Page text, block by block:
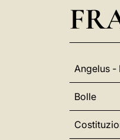
Angelus -
Bolle